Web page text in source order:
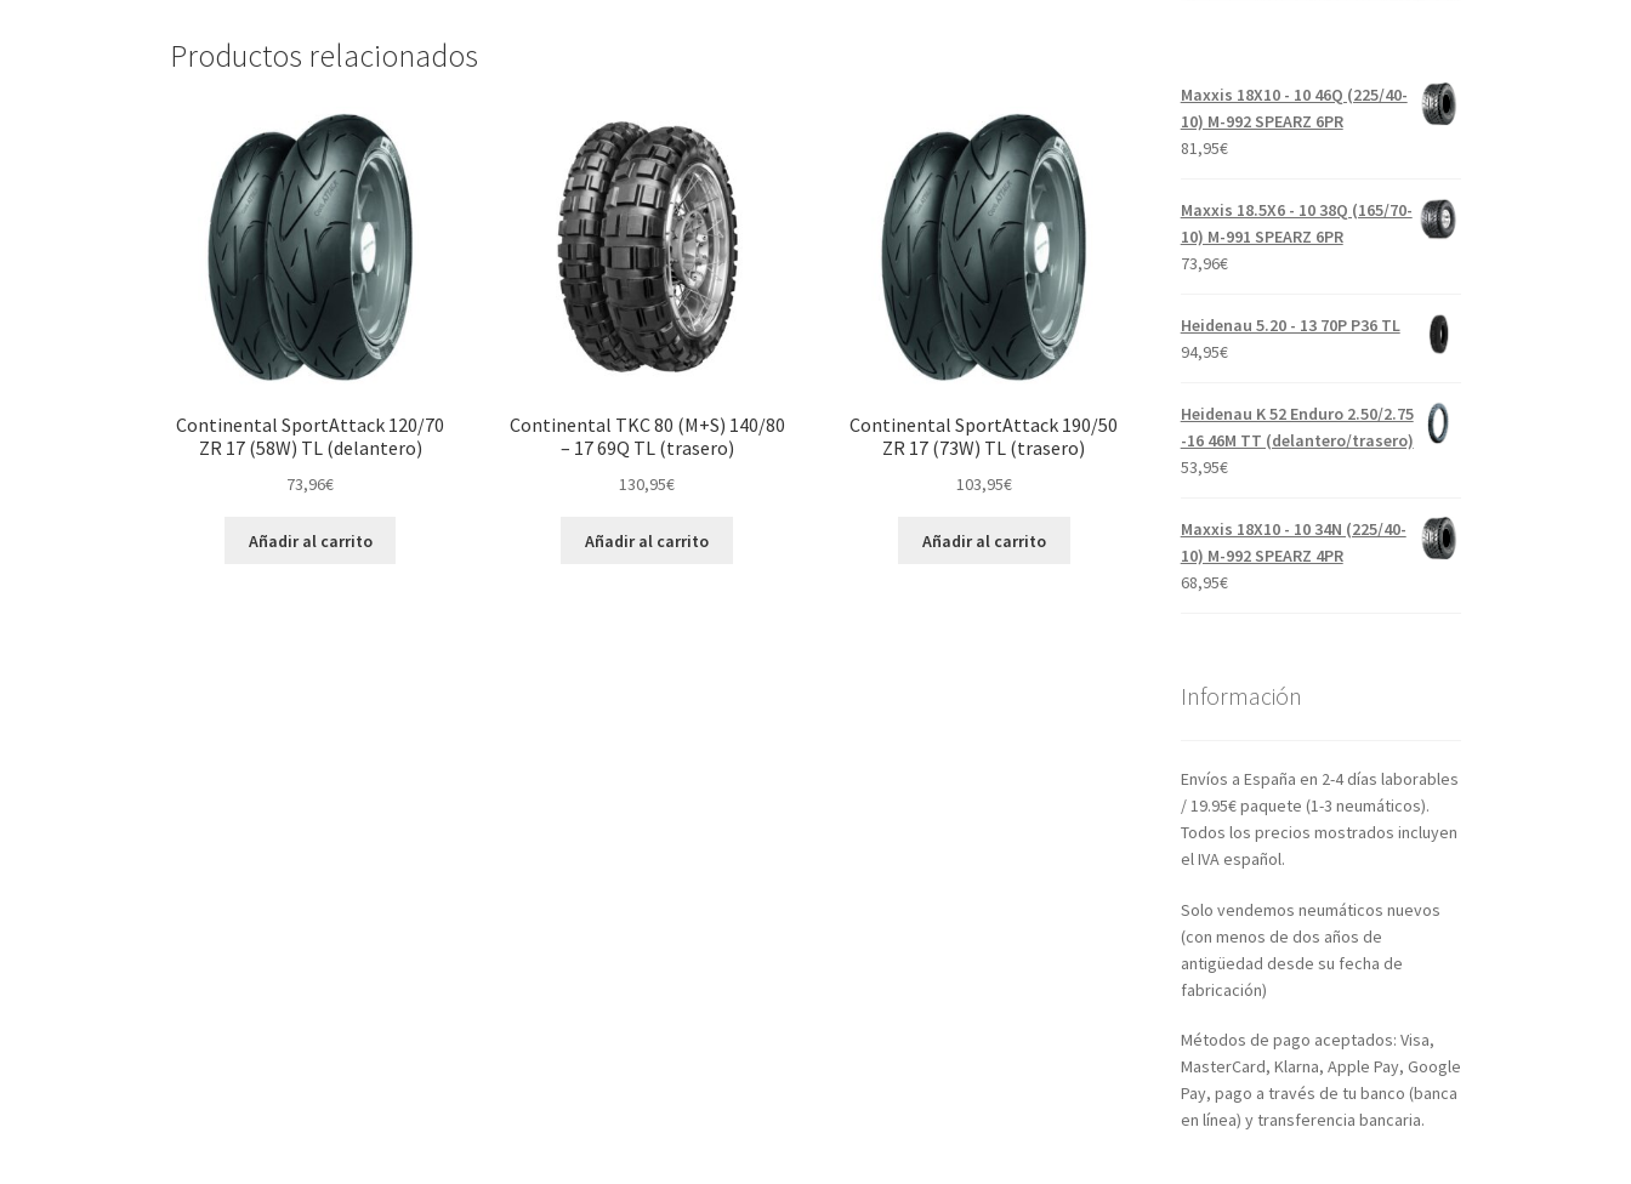
Productos relacionados
Continental SportAttack 120/70
ZR 17 (58W) TL (delantero)
73,96€
Añadir al carrito
Continental TKC 80 (M+S) 140/80
– 17 69Q TL (trasero)
130,95€
Añadir al carrito
Continental SportAttack 190/50
ZR 17 (73W) TL (trasero)
103,95€
Añadir al carrito
Maxxis 18X10 - 10 46Q (225/40-
10) M-992 SPEARZ 6PR
81,95€
Maxxis 18.5X6 - 10 38Q (165/70-
10) M-991 SPEARZ 6PR
73,96€
Heidenau 5.20 - 13 70P P36 TL
94,95€
Heidenau K 52 Enduro 2.50/2.75
-16 46M TT (delantero/trasero)
53,95€
Maxxis 18X10 - 10 34N (225/40-
10) M-992 SPEARZ 4PR
68,95€
Información
Envíos a España en 2-4 días laborables
/ 19.95€ paquete (1-3 neumáticos).
Todos los precios mostrados incluyen
el IVA español.
Solo vendemos neumáticos nuevos
(con menos de dos años de
antigüedad desde su fecha de
fabricación)
Métodos de pago aceptados: Visa,
MasterCard, Klarna, Apple Pay, Google
Pay, pago a través de tu banco (banca
en línea) y transferencia bancaria.